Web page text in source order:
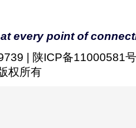
every point of
| 陕ICP备11000581
权所有